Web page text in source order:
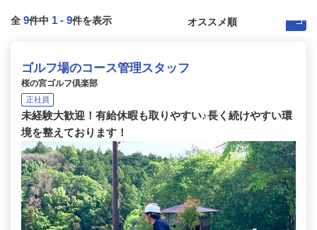
全 9件中 1 - 9件を表示
ゴルフ場のコース管理スタッフ
桜の宮ゴルフ倶楽部
正社員
未経験大歓迎！有給休暇も取りやすい♪長く続けやすい環
境を整えております！